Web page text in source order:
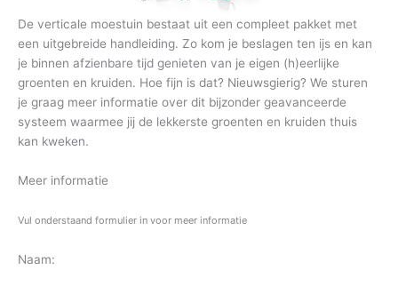
De verticale moestuin bestaat uit een compleet pakket met
een uitgebreide handleiding. Zo kom je beslagen ten ijs en kan
je binnen afzienbare tijd genieten van je eigen (h)eerlijke
groenten en kruiden. Hoe fijn is dat? Nieuwsgierig? We sturen
je graag meer informatie over dit bijzonder geavanceerde
systeem waarmee jij de lekkerste groenten en kruiden thuis
kan kweken.
Meer informatie
Vul onderstaand formulier in voor meer informatie
Naam: